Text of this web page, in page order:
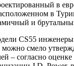
в
в
и
CS55
можно смело
– согласно